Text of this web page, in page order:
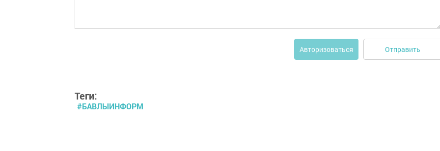
Авторизоваться Отправить
Теги:
#БАВЛЫИНФОРМ